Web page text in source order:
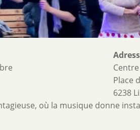
Place
6238
où la musique donne